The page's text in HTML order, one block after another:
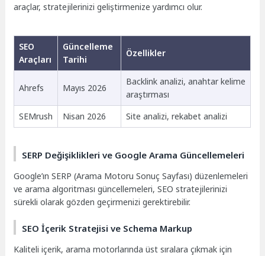
araçlar, stratejilerinizi geliştirmenize yardımcı olur.
SEO
Araçları
Güncelleme
Tarihi
Özellikler
Ahrefs Mayıs 2026
Backlink analizi, anahtar kelime
araştırması
SEMrush
Nisan 2026 Site analizi, rekabet analizi
SERP Değişiklikleri ve Google Arama Güncellemeleri
Google’ın SERP (Arama Motoru Sonuç Sayfası) düzenlemeleri
ve arama algoritması güncellemeleri, SEO stratejilerinizi
sürekli olarak gözden geçirmenizi gerektirebilir.
SEO İçerik Stratejisi ve Schema Markup
Kaliteli içerik, arama motorlarında üst sıralara çıkmak için